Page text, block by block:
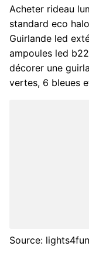
Acheter rideau
standard eco
Guirlande led
ampoules led
décorer une
vertes, 6 bleues
Source: